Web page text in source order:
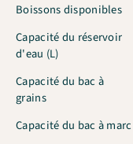
Boissons disponibles
Capacité du réservoir
d'eau (L)
Capacité du bac à
grains
Capacité du bac à marc